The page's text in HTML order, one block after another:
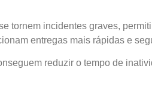
tornem incidentes graves,
entregas mais rápidas e
reduzir o tempo de